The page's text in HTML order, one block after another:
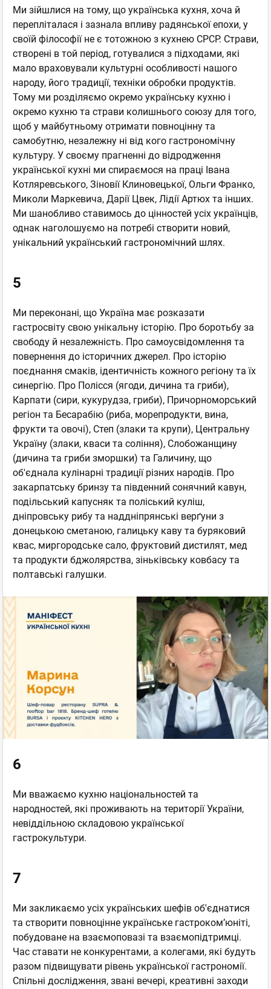
Ми зійшлися на тому, що українська кухня, хоча й
перепліталася і зазнала впливу радянської епохи, у
своїй філософії не є тотожною з кухнею СРСР. Страви,
створені в той період, готувалися з підходами, які
мало враховували культурні особливості нашого
народу, його традиції, техніки обробки продуктів.
Тому ми розділяємо окремо українську кухню і
окремо кухню та страви колишнього союзу для того,
щоб у майбутньому отримати повноцінну та
самобутню, незалежну ні від кого гастрономічну
культуру. У своєму прагненні до відродження
української кухні ми спираємося на праці Івана
Котляревського, Зіновії Клиновецької, Ольги Франко,
Миколи Маркевича, Дарії Цвек, Лідії Артюх та інших.
Ми шанобливо ставимось до цінностей усіх українців,
однак наголошуємо на потребі створити новий,
унікальний український гастрономічний шлях.
5
Ми переконані, що Україна має розказати
гастросвіту свою унікальну історію. Про боротьбу за
свободу й незалежність. Про самоусвідомлення та
повернення до історичних джерел. Про історію
поєднання смаків, ідентичність кожного регіону та їх
синергію. Про Полісся (ягоди, дичина та гриби),
Карпати (сири, кукурудза, гриби), Причорноморський
регіон та Бесарабію (риба, морепродукти, вина,
фрукти та овочі), Степ (злаки та крупи), Центральну
Україну (злаки, кваси та соління), Слобожанщину
(дичина та гриби зморшки) та Галичину, що
об'єднала кулінарні традиції різних народів. Про
закарпатську бринзу та південний сонячний кавун,
подільський капусняк та поліський куліш,
дніпровську рибу та наддніпрянські верґуни з
донецькою сметаною, галицьку каву та буряковий
квас, миргородське сало, фруктовий дистилят, мед
та продукти бджолярства, зіньківську ковбасу та
полтавські галушки.
6
Ми вважаємо кухню національностей та
народностей, які проживають на території України,
невіддільною складовою української
гастрокультури.
7
Ми закликаємо усіх українських шефів об'єднатися
та створити повноцінне українське гастроком’юніті,
побудоване на взаємоповазі та взаємопідтримці.
Час ставати не конкурентами, а колегами, які будуть
разом підвищувати рівень української гастрономії.
Спільні дослідження, звані вечері, креативні заходи